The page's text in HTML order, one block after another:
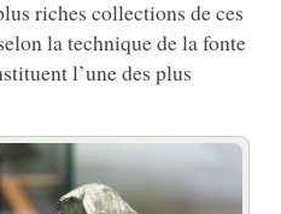
riches collections de ces
la technique de la fonte
l’une des plus